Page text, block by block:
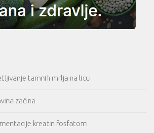
tamnih mrlja na licu
začina
kreatin fosfatom